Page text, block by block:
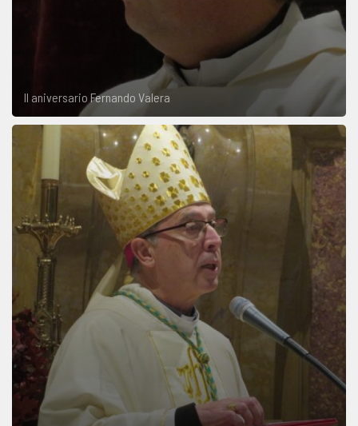
II aniversario Fernando Valera